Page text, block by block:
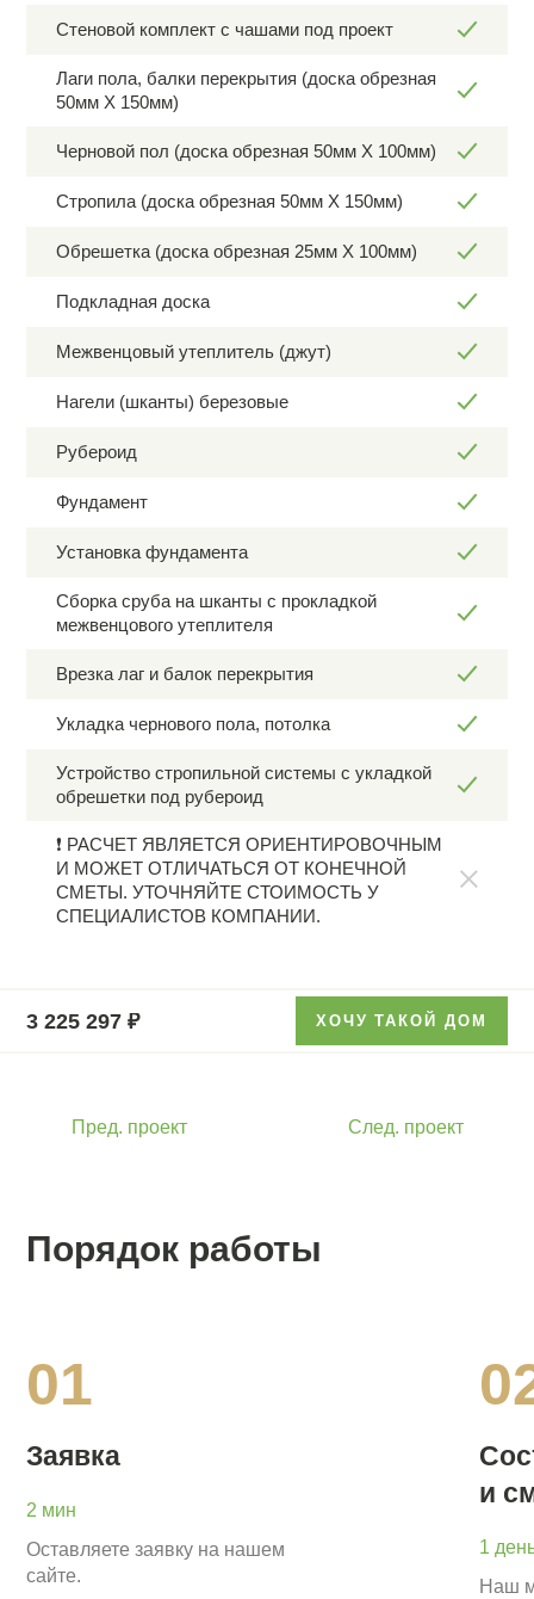
Стеновой комплект с чашами под проект
Лаги пола, балки перекрытия (доска обрезная
50мм Х 150мм)
Черновой пол (доска обрезная 50мм Х 100мм)
Стропила (доска обрезная 50мм Х 150мм)
Обрешетка (доска обрезная 25мм Х 100мм)
Подкладная доска
Межвенцовый утеплитель (джут)
Нагели (шканты) березовые
Рубероид
Фундамент
Установка фундамента
Сборка сруба на шканты с прокладкой
межвенцового утеплителя
Врезка лаг и балок перекрытия
Укладка чернового пола, потолка
Устройство стропильной системы с укладкой
обрешетки под рубероид
❗ РАСЧЕТ ЯВЛЯЕТСЯ ОРИЕНТИРОВОЧНЫМ
И МОЖЕТ ОТЛИЧАТЬСЯ ОТ КОНЕЧНОЙ
СМЕТЫ. УТОЧНЯЙТЕ СТОИМОСТЬ У
СПЕЦИАЛИСТОВ КОМПАНИИ.
3 225 297 ₽ ХОЧУ ТАКОЙ ДОМ
Пред. проект След. проект
Порядок работы
01
Заявка
2 мин
Оставляете заявку на нашем
сайте.
и
1
Наш